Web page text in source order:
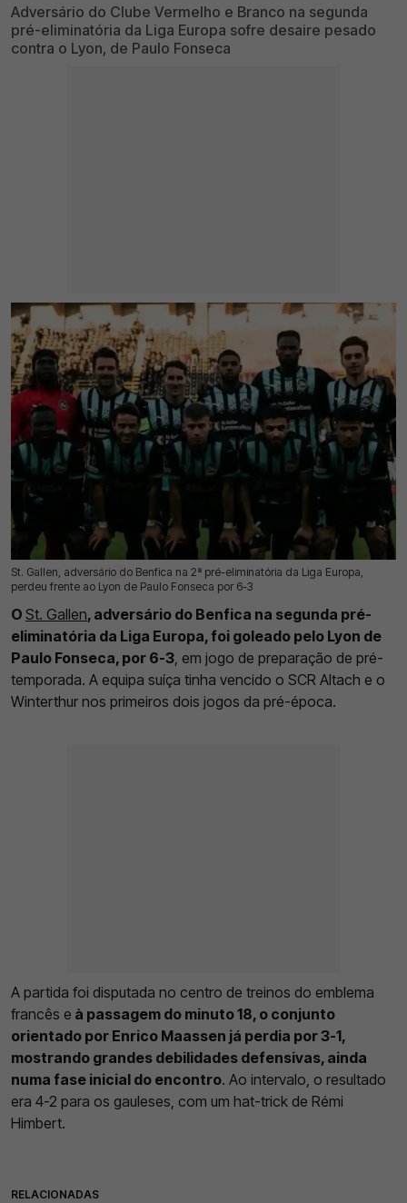
Adversário do Clube Vermelho e Branco na segunda
pré-eliminatória da Liga Europa sofre desaire pesado
contra o Lyon, de Paulo Fonseca
St. Gallen, adversário do Benfica na 2ª pré-eliminatória da Liga Europa,
perdeu frente ao Lyon de Paulo Fonseca por 6-3
11 Jul 2026 | 17:31 | 0
O St. Gallen, adversário do Benfica na segunda pré-
eliminatória da Liga Europa, foi goleado pelo Lyon de
Paulo Fonseca, por 6-3, em jogo de preparação de pré-
temporada. A equipa suíça tinha vencido o SCR Altach e o
Winterthur nos primeiros dois jogos da pré-época.
A partida foi disputada no centro de treinos do emblema
francês e à passagem do minuto 18, o conjunto
orientado por Enrico Maassen já perdia por 3-1,
mostrando grandes debilidades defensivas, ainda
numa fase inicial do encontro. Ao intervalo, o resultado
era 4-2 para os gauleses, com um hat-trick de Rémi
Himbert.
RELACIONADAS